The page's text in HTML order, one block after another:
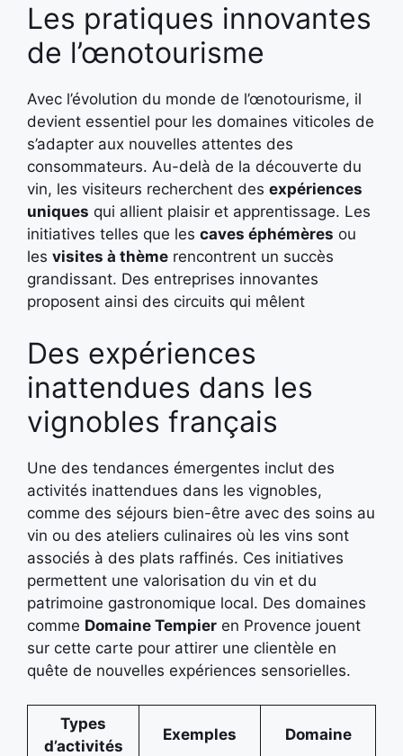
Les pratiques innovantes
de l’œnotourisme
Avec l’évolution du monde de l’œnotourisme, il
devient essentiel pour les domaines viticoles de
s’adapter aux nouvelles attentes des
consommateurs. Au-delà de la découverte du
vin, les visiteurs recherchent des expériences
uniques qui allient plaisir et apprentissage. Les
initiatives telles que les caves éphémères ou
les visites à thème rencontrent un succès
grandissant. Des entreprises innovantes
proposent ainsi des circuits qui mêlent
Des expériences
inattendues dans les
vignobles français
Une des tendances émergentes inclut des
activités inattendues dans les vignobles,
comme des séjours bien-être avec des soins au
vin ou des ateliers culinaires où les vins sont
associés à des plats raffinés. Ces initiatives
permettent une valorisation du vin et du
patrimoine gastronomique local. Des domaines
comme Domaine Tempier en Provence jouent
sur cette carte pour attirer une clientèle en
quête de nouvelles expériences sensorielles.
Types
d’activités
Exemples Domaine